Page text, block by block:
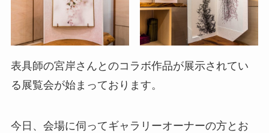
表具師の宮岸さんとのコラボ作品が展示されてい
る展覧会が始まっております。
今日、会場に伺ってギャラリーオーナーの方とお